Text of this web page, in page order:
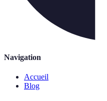
Navigation
Accueil
Blog